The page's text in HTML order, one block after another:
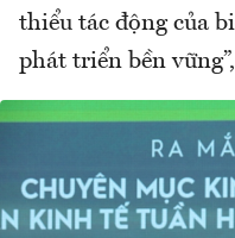
thiểu tác động của
phát triển bền